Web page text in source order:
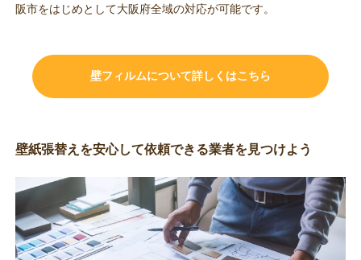
阪市をはじめとして大阪府全域の対応が可能です。
壁フィルムについて詳しくはこちら
壁紙張替えを安心して依頼できる業者を見つけよう